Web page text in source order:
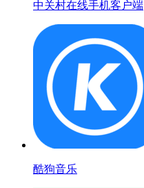
中关村在线手机客户端
酷狗音乐